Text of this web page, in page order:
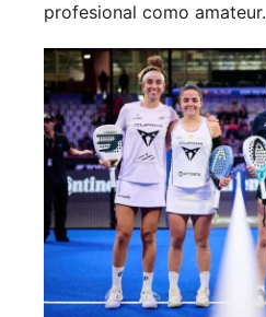
profesional como amateur.